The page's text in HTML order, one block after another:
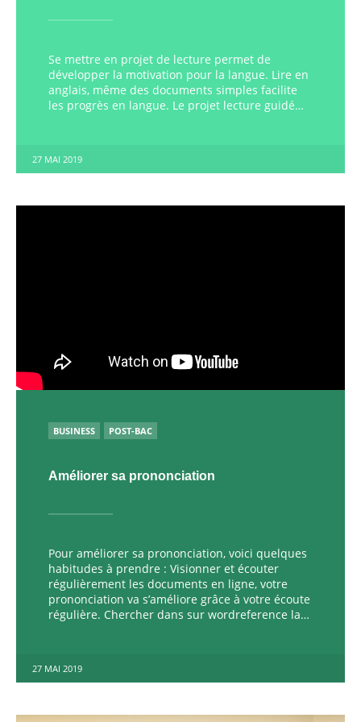
Se mettre en projet de lecture permet de
développer la motivation pour la langue. Lire en
anglais, même des documents simples facilite
les progrès en langue. Le projet lecture guidé…
27 MAI 2019
POSTED
IN
BUSINESS POST-BAC
Améliorer sa prononciation
Pour améliorer sa prononciation, voici quelques
habitudes à prendre : Visionner et écouter
régulièrement les documents en ligne, votre
prononciation va s’améliore grâce à votre écoute
régulière. Chercher dans sur wordreference la…
27 MAI 2019